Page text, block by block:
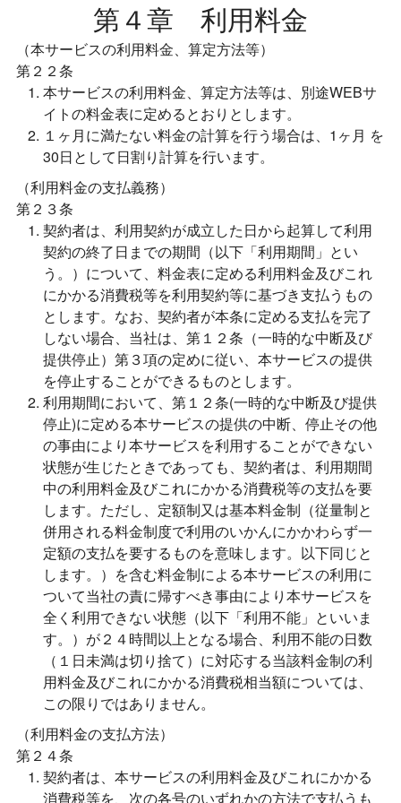
第４章 利用料金
（本サービスの利用料金、算定方法等）
第２２条
本サービスの利用料金、算定方法等は、別途WEBサ
イトの料金表に定めるとおりとします。
１ヶ月に満たない料金の計算を行う場合は、1ヶ月 を
30日として日割り計算を行います。
（利用料金の支払義務）
第２３条
契約者は、利用契約が成立した日から起算して利用
契約の終了日までの期間（以下「利用期間」とい
う。）について、料金表に定める利用料金及びこれ
にかかる消費税等を利用契約等に基づき支払うもの
とします。なお、契約者が本条に定める支払を完了
しない場合、当社は、第１２条（一時的な中断及び
提供停止）第３項の定めに従い、本サービスの提供
を停止することができるものとします。
利用期間において、第１２条(一時的な中断及び提供
停止)に定める本サービスの提供の中断、停止その他
の事由により本サービスを利用することができない
状態が生じたときであっても、契約者は、利用期間
中の利用料金及びこれにかかる消費税等の支払を要
します。ただし、定額制又は基本料金制（従量制と
併用される料金制度で利用のいかんにかかわらず一
定額の支払を要するものを意味します。以下同じと
します。）を含む料金制による本サービスの利用に
ついて当社の責に帰すべき事由により本サービスを
全く利用できない状態（以下「利用不能」といいま
す。）が２４時間以上となる場合、利用不能の日数
（１日未満は切り捨て）に対応する当該料金制の利
用料金及びこれにかかる消費税相当額については、
この限りではありません。
（利用料金の支払方法）
第２４条
契約者は、本サービスの利用料金及びこれにかかる
消費税等を、次の各号のいずれかの方法で支払うも